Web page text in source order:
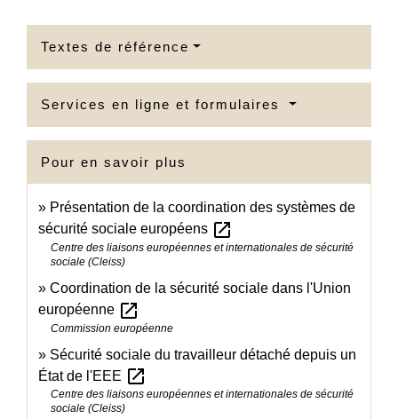
Textes de référence
Services en ligne et formulaires
Pour en savoir plus
Présentation de la coordination des systèmes de
sécurité sociale européens open_in_new
Centre des liaisons européennes et internationales de sécurité
sociale (Cleiss)
Coordination de la sécurité sociale dans l'Union
européenne open_in_new
Commission européenne
Sécurité sociale du travailleur détaché depuis un
État de l'EEE open_in_new
Centre des liaisons européennes et internationales de sécurité
sociale (Cleiss)